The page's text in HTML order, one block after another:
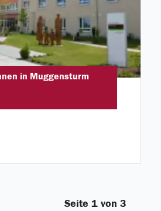
in Muggensturm
Seite 1 von 3